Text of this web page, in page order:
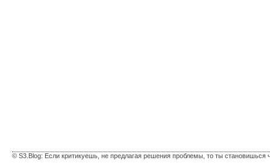
© S3.Blog: Если критикуешь, не предлагая решения проблемы, то ты становишься